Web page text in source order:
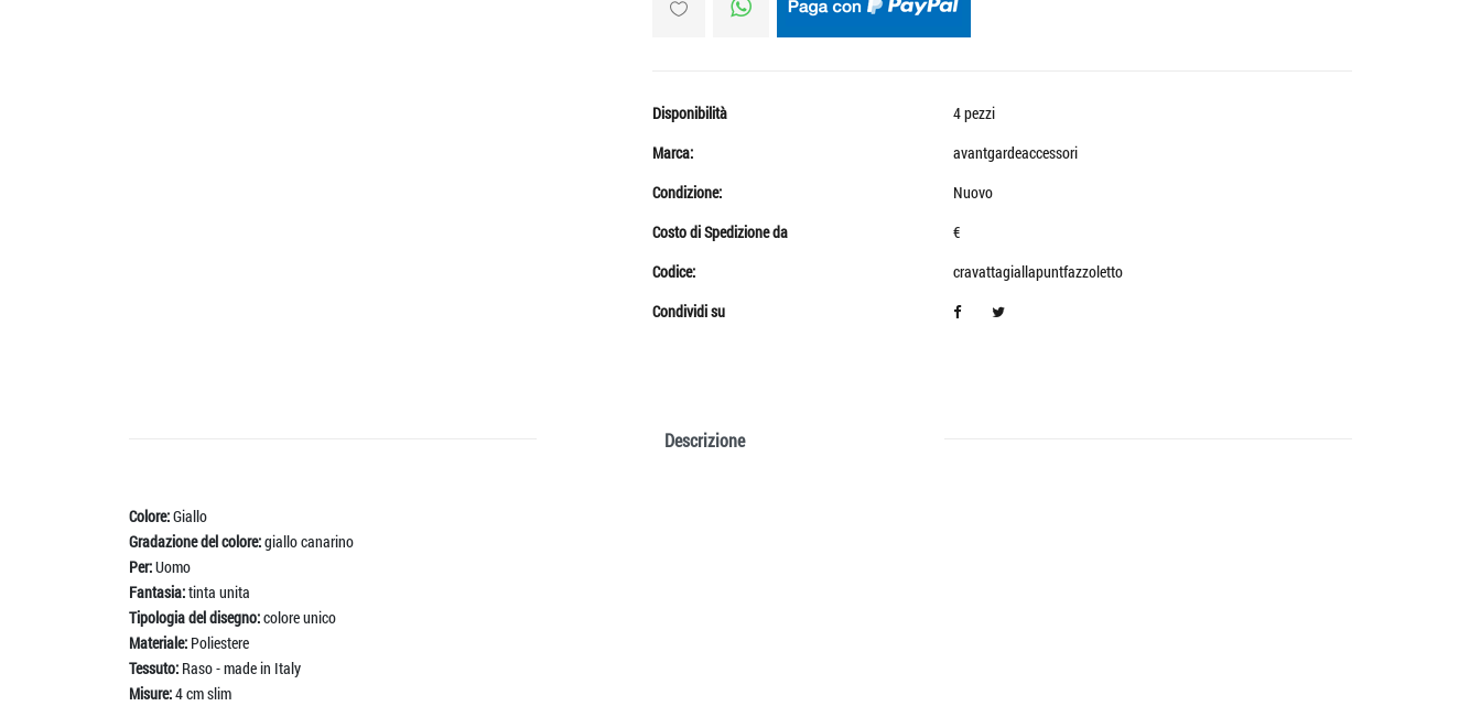
Disponibilità
4 pezzi
Marca:
avantgardeaccessori
Condizione:
Nuovo
Costo di Spedizione da
€
Codice:
cravattagiallapuntfazzoletto
Condividi su
Descrizione
Colore:Giallo
Gradazione del colore:giallo canarino
Per:Uomo
Fantasia:tinta unita
Tipologia del disegno:colore unico
Materiale: Poliestere
Tessuto: Raso - made in Italy
Misure:4 cm slim